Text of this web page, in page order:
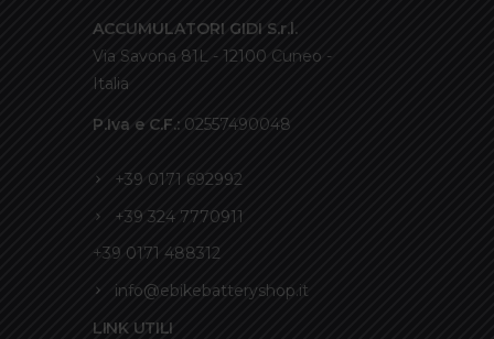
ACCUMULATORI GIDI S.r.l.
Via Savona 81L - 12100 Cuneo -
Italia
P.Iva e C.F.: 02557490048
+39 0171 692992
+39 324 7770911
+39 0171 488312
info@ebikebatteryshop.it
LINK UTILI